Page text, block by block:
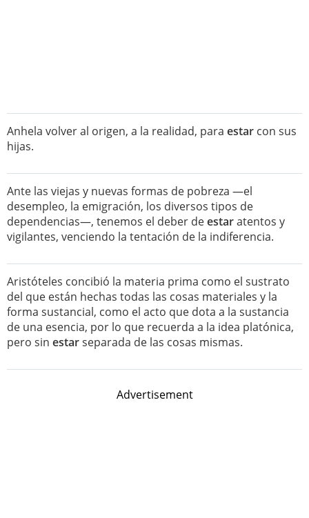
Anhela volver al origen, a la realidad, para estar con sus
hijas.
Ante las viejas y nuevas formas de pobreza —el
desempleo, la emigración, los diversos tipos de
dependencias—, tenemos el deber deestaratentos y
vigilantes, venciendo la tentación de la indiferencia.
Aristóteles concibió la materia prima como el sustrato
del que están hechas todas las cosas materiales y la
forma sustancial, como el acto que dota a la sustancia
de una esencia, por lo que recuerda a la idea platónica,
pero sin estarseparada de las cosas mismas.
Advertisement